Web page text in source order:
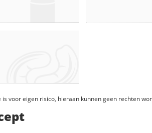
voor eigen risico, hieraan kunnen geen rechten